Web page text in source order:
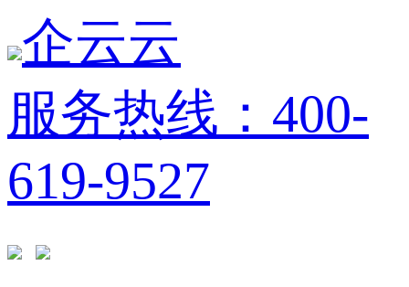
企云云
服务热线：400-
619-9527